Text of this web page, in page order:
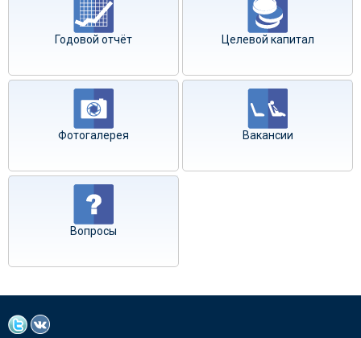
Годовой отчёт Целевой капитал
Фотогалерея Вакансии
Вопросы